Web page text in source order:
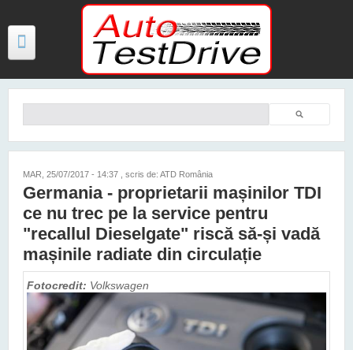
Mergi la conţinutul principal
TESTE
FOTO
VIDEO
PREȚURI MODELE NOI
MAȘINI ELECTRICE ȘI HIBRID
CONTACT
Căutare
MAR, 25/07/2017 - 14:37 , scris de: ATD România
Germania - proprietarii mașinilor TDI
ce nu trec pe la service pentru
"recallul Dieselgate" riscă să-și vadă
mașinile radiate din circulație
Fotocredit: Volkswagen